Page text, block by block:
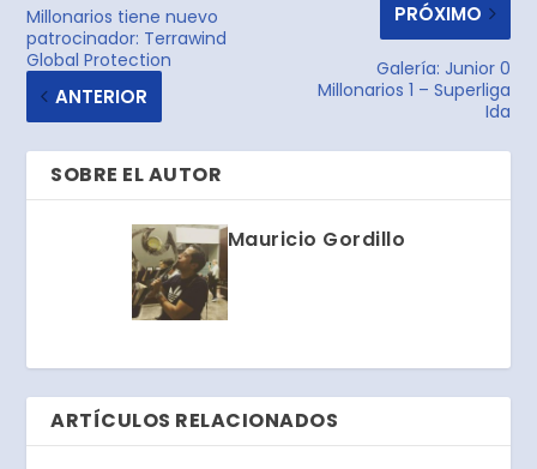
Millonarios tiene nuevo
patrocinador: Terrawind
Global Protection
ANTERIOR
PRÓXIMO
Galería: Junior 0
Millonarios 1 – Superliga
Ida
SOBRE EL AUTOR
Mauricio Gordillo
ARTÍCULOS RELACIONADOS